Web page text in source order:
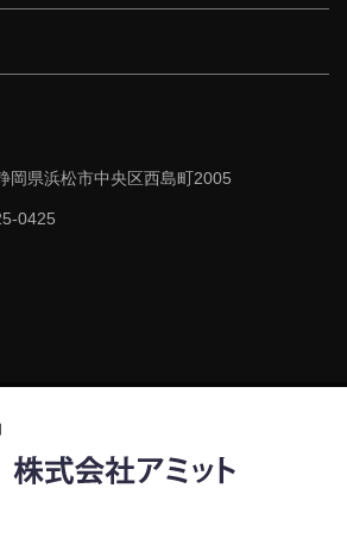
岡県浜松市中央区西島町2005
0425